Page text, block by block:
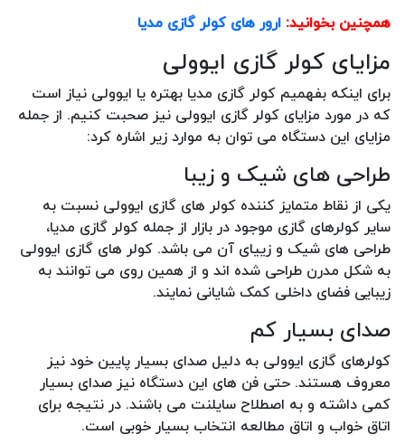
همچنین بخوانید: ارور های کولر گازی مدیا
مزایای کولر گازی ایوولی
برای اینکه بفهمیم کولر گازی مدیا بهتره یا ایوولی نیاز است
که در مورد مزایای کولر گازی ایوولی نیز صحبت کنیم. از جمله
مزایای این دستگاه می توان به موارد زیر اشاره کرد:
طراحی های شیک و زیبا
یکی از نقاط متمایز کننده کولر های گازی ایوولی نسبت به
سایر کولرهای گازی موجود در بازار از جمله کولر گازی مدیا،
طراحی های شیک و زییای آن می باشد. کولر های گازی ایوولی
به شکل مدرن طراحی شده اند و از همین روی می توانند به
زیبایی فضای داخلی کمک شایانی نمایند.
صدای بسیار کم
کولرهای گازی ایوولی به دلیل صدای بسیار پایین خود نیز
معروف هستند. حتی فن های این دستگاه نیز صدای بسیار
کمی داشته و به اصطلاح سایلنت می باشند. در نتیجه برای
اتاق خواب و اتاق مطالعه انتخاب بسیار خوبی است.